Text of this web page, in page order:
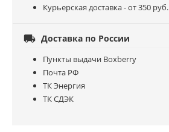
Курьерская доставка - от 350 руб.
 Доставка по России
Пункты выдачи Boxberry
Почта РФ
ТК Энергия
ТК СДЭК